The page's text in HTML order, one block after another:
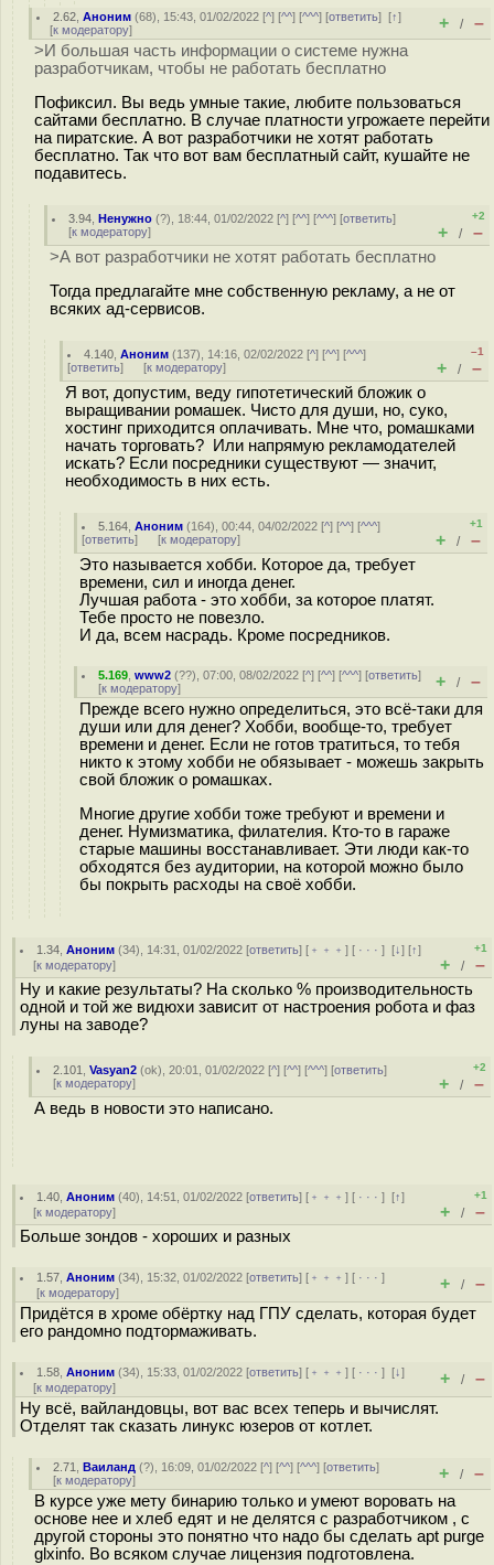
2.62 ,Аноним (68), 15:43, 01/02/2022 [^] [^^] [^^^] [ответить][↑]
[к модератору] + / –
>И большая часть информации о системе нужна
разработчикам, чтобы не работать бесплатно
Пофиксил. Вы ведь умные такие, любите пользоваться
сайтами бесплатно. В случае платности угрожаете перейти
на пиратские. А вот разработчики не хотят работать
бесплатно. Так что вот вам бесплатный сайт, кушайте не
подавитесь.
3.94 ,Ненужно (?), 18:44, 01/02/2022 [^] [^^] [^^^] [ответить]
[к модератору]
+2
+ / –
>А вот разработчики не хотят работать бесплатно
Тогда предлагайте мне собственную рекламу, а не от
всяких ад-сервисов.
4.140 ,Аноним (137), 14:16, 02/02/2022 [^] [^^] [^^^]
[ответить] [к модератору]
–1
+ / –
Я вот, допустим, веду гипотетический бложик о
выращивании ромашек. Чисто для души, но, суко,
хостинг приходится оплачивать. Мне что, ромашками
начать торговать? Или напрямую рекламодателей
искать? Если посредники существуют — значит,
необходимость в них есть.
5.164 ,Аноним (164), 00:44, 04/02/2022 [^] [^^] [^^^]
[ответить] [к модератору]
+1
+ / –
Это называется хобби. Которое да, требует
времени, сил и иногда денег.
Лучшая работа - это хобби, за которое платят.
Тебе просто не повезло.
И да, всем насрадь. Кроме посредников.
5.169 ,www2 (??), 07:00, 08/02/2022 [^] [^^] [^^^] [ответить]
[к модератору] + / –
Прежде всего нужно определиться, это всё-таки для
души или для денег? Хобби, вообще-то, требует
времени и денег. Если не готов тратиться, то тебя
никто к этому хобби не обязывает - можешь закрыть
свой бложик о ромашках.
Многие другие хобби тоже требуют и времени и
денег. Нумизматика, филателия. Кто-то в гараже
старые машины восстанавливает. Эти люди как-то
обходятся без аудитории, на которой можно было
бы покрыть расходы на своё хобби.
1.34 ,Аноним (34), 14:31, 01/02/2022 [ответить] [ ﹢﹢﹢] [ · · ·][↓] [↑]
[к модератору]
+1
+ / –
Ну и какие результаты? На сколько % производительность
одной и той же видюхи зависит от настроения робота и фаз
луны на заводе?
2.101 ,Vasyan2 (ok), 20:01, 01/02/2022 [^] [^^] [^^^] [ответить]
[к модератору]
+2
+ / –
А ведь в новости это написано.
1.40 ,Аноним (40), 14:51, 01/02/2022 [ответить] [ ﹢﹢﹢] [ · · ·][↑]
[к модератору]
+1
+ / –
Больше зондов - хороших и разных
1.57 ,Аноним (34), 15:32, 01/02/2022 [ответить] [ ﹢﹢﹢] [ · · ·]
[к модератору] + / –
Придётся в хроме обёртку над ГПУ сделать, которая будет
его рандомно подтормаживать.
1.58 ,Аноним (34), 15:33, 01/02/2022 [ответить] [ ﹢﹢﹢] [ · · ·][↓]
[к модератору] + / –
Ну всё, вайландовцы, вот вас всех теперь и вычислят.
Отделят так сказать линукс юзеров от котлет.
2.71 ,Ваиланд (?), 16:09, 01/02/2022 [^] [^^] [^^^] [ответить]
[к модератору] + / –
В курсе уже мету бинарию только и умеют воровать на
основе нее и хлеб едят и не делятся с разработчиком , с
другой стороны это понятно что надо бы сделать apt purge
glxinfo. Во всяком случае лицензия подготовлена.